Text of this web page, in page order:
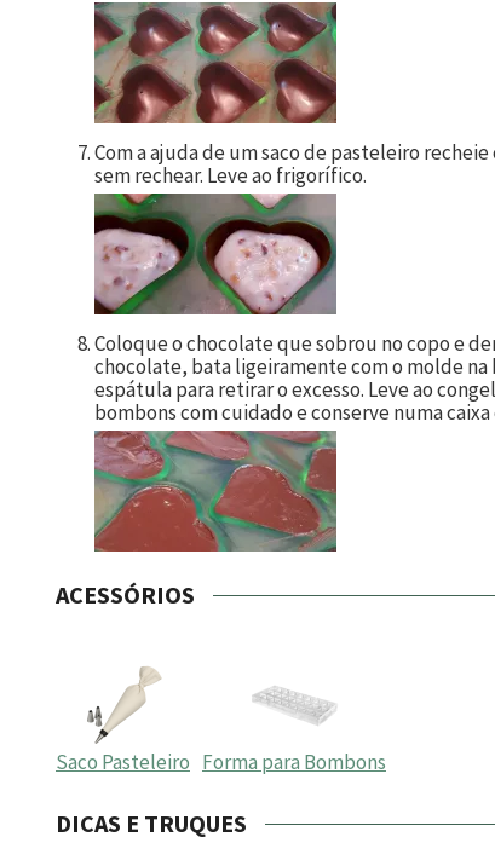
Com a ajuda de um saco de pasteleiro
sem rechear. Leve ao frigorífico.
Coloque o chocolate que sobrou no copo e
chocolate, bata ligeiramente com o molde na
espátula para retirar o excesso. Leve ao
bombons com cuidado e conserve numa
ACESSÓRIOS
Saco Pasteleiro Forma para Bombons
DICAS E TRUQUES